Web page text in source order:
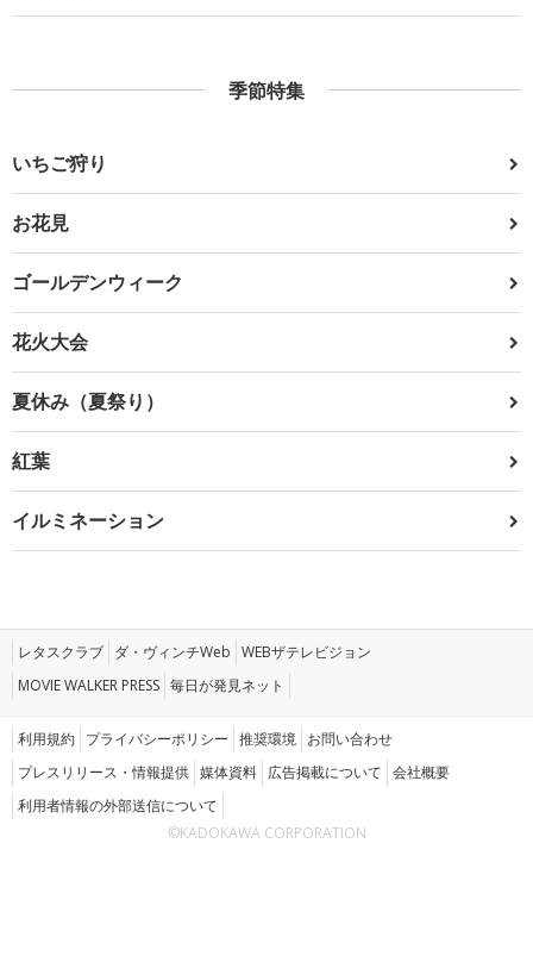
季節特集
いちご狩り
お花見
ゴールデンウィーク
花火大会
夏休み（夏祭り）
紅葉
イルミネーション
レタスクラブ ダ・ヴィンチWeb WEBザテレビジョン
MOVIE WALKER PRESS 毎日が発見ネット
利用規約 プライバシーポリシー 推奨環境 お問い合わせ
プレスリリース・情報提供 媒体資料 広告掲載について 会社概要
利用者情報の外部送信について
©KADOKAWA CORPORATION